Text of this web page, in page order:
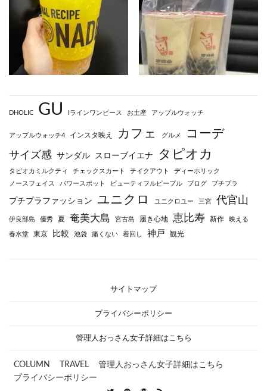
DHOLIC GU Iラインワンピース お土産 アップルウォッチ
アップルウォッチ4 インスタ映え カフェ グルメ コーデ
サイズ感 サンダル スローブイエナ タピオカ
タピオカミルクティ チェックスカート テイクアウト
ディーホリック
ノースフェイス
パワースポット ビューティフルピープル ブログ プチプラ
プチプラファッション ユニクロ ユニクロユー 三宮 代官山
伊良部島 優秀 夏 奄美大島 宮古島 履き心地 恵比寿 新作 映える
春水堂 東京 比較 池袋 痛くない 着回し 神戸 観光
サイトマップ
プライバシーポリシー
管理人おっさん女子詳細はこちら
COLUMN TRAVEL
管理人おっさん女子詳細はこちら
プライバシーポリシー